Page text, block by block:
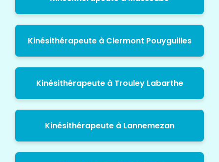
Kinésithérapeute à Clermont Pouyguilles
Kinésithérapeute à Trouley Labarthe
Kinésithérapeute à Lannemezan